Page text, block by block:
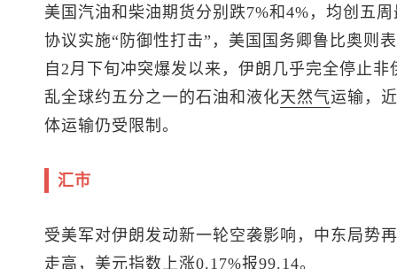
美国汽油和柴油期货分别跌7%和4%，均创五
协议实施“防御性打击”，美国国务卿鲁比奥则
自2月下旬冲突爆发以来，伊朗几乎完全停止
乱全球约五分之一的石油和液化天然气运输，
体运输仍受限制。
汇市
受美军对伊朗发动新一轮空袭影响，中东局势
走高， 美元指数 上涨0.17%报99.14。